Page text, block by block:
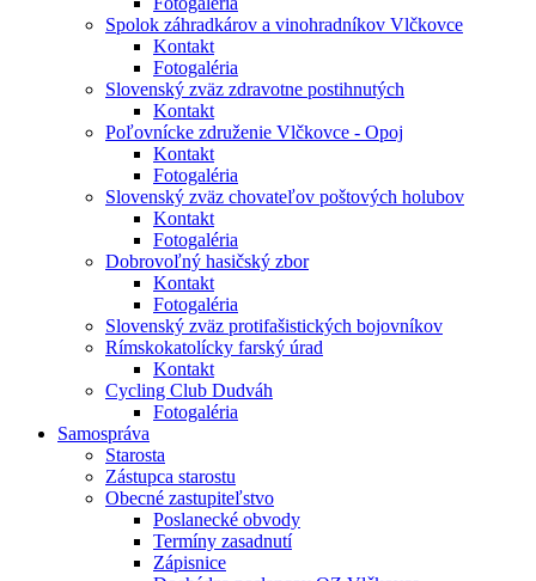
Spolok záhradkárov a vinohradníkov Vlčkovce
Kontakt
Fotogaléria
Slovenský zväz zdravotne postihnutých
Kontakt
Poľovnícke združenie Vlčkovce - Opoj
Kontakt
Fotogaléria
Slovenský zväz chovateľov poštových holubov
Kontakt
Fotogaléria
Dobrovoľný hasičský zbor
Kontakt
Fotogaléria
Slovenský zväz protifašistických bojovníkov
Rímskokatolícky farský úrad
Kontakt
Cycling Club Dudváh
Fotogaléria
Samospráva
Starosta
Zástupca starostu
Obecné zastupiteľstvo
Poslanecké obvody
Termíny zasadnutí
Zápisnice